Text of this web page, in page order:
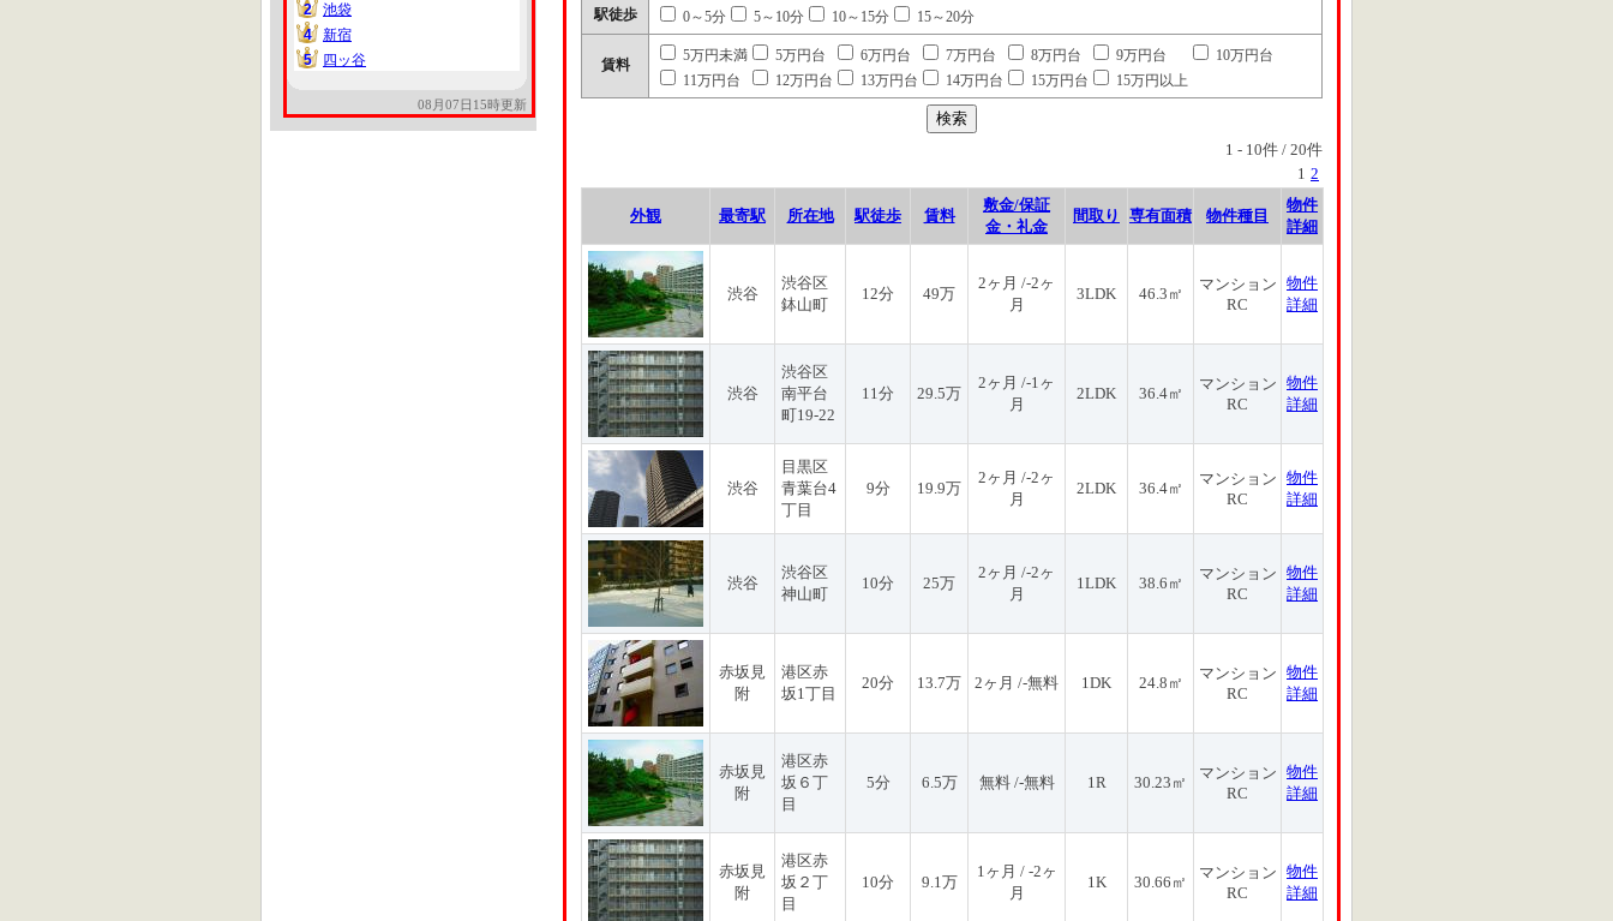
2
2
池袋
4
4
新宿
5
5 四ッ谷
08月07日15時更新
駅徒歩 0～5分 5～10分 10～15分 15～20分
賃料
5万円未満 5万円台 6万円台 7万円台 8万円台 9万円台
10万円台
11万円台
12万円台 13万円台 14万円台 15万円台 15万円以上
1 - 10件 / 20件
1 2
外観 最寄駅 所在地 駅徒歩 賃料
敷金/保証
金・礼金
間取り 専有面積 物件種目
物件
詳細
渋谷
渋谷区
鉢山町
12分 49万
2ヶ月 /-2ヶ
月
3LDK 46.3㎡
マンション
RC
物件
詳細
渋谷
渋谷区
南平台
町19-22
11分 29.5万
2ヶ月 /-1ヶ
月
2LDK 36.4㎡
マンション
RC
物件
詳細
渋谷
目黒区
青葉台4
丁目
9分 19.9万
2ヶ月 /-2ヶ
月
2LDK 36.4㎡
マンション
RC
物件
詳細
渋谷
渋谷区
神山町
10分 25万
2ヶ月 /-2ヶ
月
1LDK 38.6㎡
マンション
RC
物件
詳細
赤坂見
附
港区赤
坂1丁目
20分 13.7万 2ヶ月 /-無料 1DK 24.8㎡
マンション
RC
物件
詳細
赤坂見
附
港区赤
坂６丁
目
5分 6.5万 無料 /-無料 1R 30.23㎡
マンション
RC
物件
詳細
赤坂見
附
港区赤
坂２丁
目
10分 9.1万
1ヶ月 / -2ヶ
月
1K 30.66㎡
マンション
RC
物件
詳細